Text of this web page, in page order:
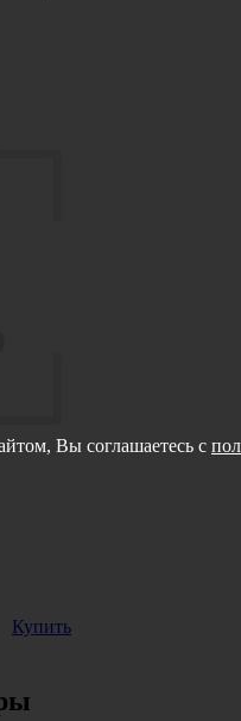
Купить
Вы соглашаетесь с